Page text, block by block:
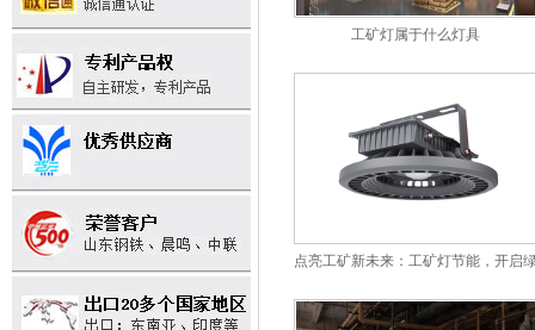
工矿灯属于什么灯具
点亮工矿新未来：工矿灯节能，开启